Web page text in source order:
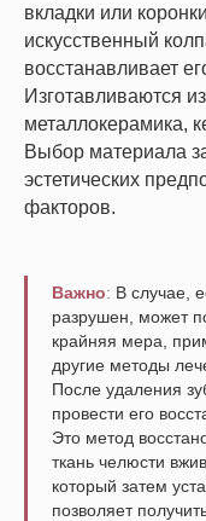
вкладки или
искусственный
восстанавливает
Изготавливаются
металлокерамика,
Выбор материала
эстетических
факторов.
Важно: В случае,
разрушен, может
крайняя мера,
другие методы
После удаления
провести его
Это метод
ткань челюсти
который затем
позволяет